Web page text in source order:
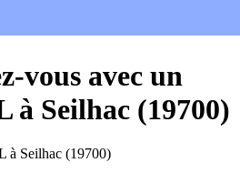
vous avec un
à Seilhac (19700)
à Seilhac (19700)